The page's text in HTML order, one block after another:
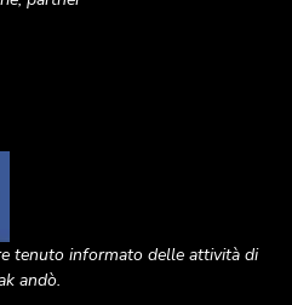
tenuto informato delle attività di
andò.